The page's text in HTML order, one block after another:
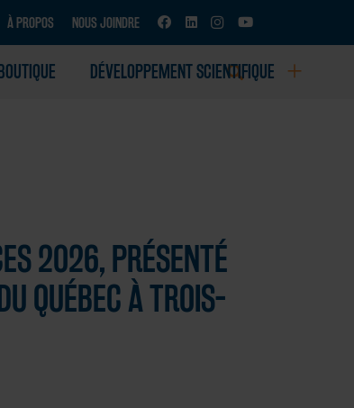
À PROPOS NOUS JOINDRE
BOUTIQUE DÉVELOPPEMENT SCIENTIFIQUE
2026, PRÉSENTÉ
QUÉBEC À TROIS-